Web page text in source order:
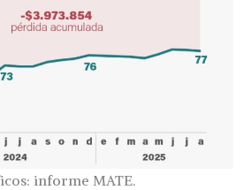
informe MATE.